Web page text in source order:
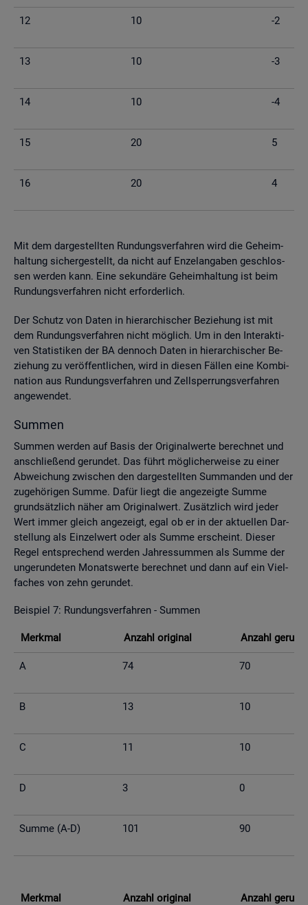
12 10 -2
13 10 -3
14 10 -4
15 20 5
16 20 4
Mit dem dar­ge­stell­ten Run­dungs­ver­fah­ren wird die Ge­heim­
hal­tung si­cher­ge­stellt, da nicht auf En­zel­an­ga­ben ge­schlos­
sen wer­den kann. Eine se­kun­dä­re Ge­heim­hal­tung ist beim
Run­dungs­ver­fah­ren nicht er­for­der­lich.
Der Schutz von Daten in hier­ar­chi­scher Be­zie­hung ist mit
dem Run­dungs­ver­fah­ren nicht mög­lich. Um in den In­ter­ak­ti­
ven Sta­tis­ti­ken der BA den­noch Daten in hier­ar­chi­scher Be­
zie­hung zu ver­öf­fent­li­chen, wird in die­sen Fäl­len eine Kom­bi­
na­ti­on aus Run­dungs­ver­fah­ren und Zell­sper­rungs­ver­fah­ren
an­ge­wen­det.
Sum­men
Sum­men wer­den auf Basis der Ori­gi­nal­wer­te be­rech­net und
an­schlie­ßend ge­run­det. Das führt mög­li­cher­wei­se zu einer
Ab­wei­chung zwi­schen den dar­ge­stell­ten Sum­man­den und der
zu­ge­hö­ri­gen Summe. Dafür liegt die an­ge­zeig­te Summe
grund­sätz­lich näher am Ori­gi­nal­wert. Zu­sätz­lich wird jeder
Wert immer gleich an­ge­zeigt, egal ob er in der ak­tu­el­len Dar­
stel­lung als Ein­zel­wert oder als Summe er­scheint. Die­ser
Regel ent­spre­chend wer­den Jah­res­sum­men als Summe der
un­ge­run­de­ten Mo­nats­wer­te be­rech­net und dann auf ein Viel­
fa­ches von zehn ge­run­det.
Bei­spiel 7: Run­dungs­ver­fah­ren - Sum­men
Merk­mal An­zahl ori­gi­nal An­zahl
A 74 70
B 13 10
C 11 10
D 3 0
Summe (A-D) 101 90
Merk­mal An­zahl ori­gi­nal An­zahl